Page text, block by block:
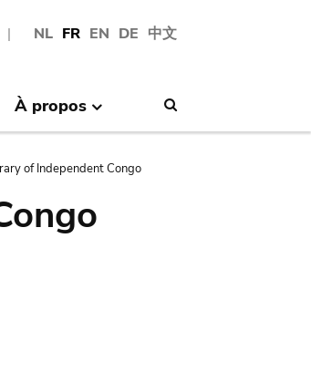
NL FR EN DE 中文
À propos
of Independent Congo